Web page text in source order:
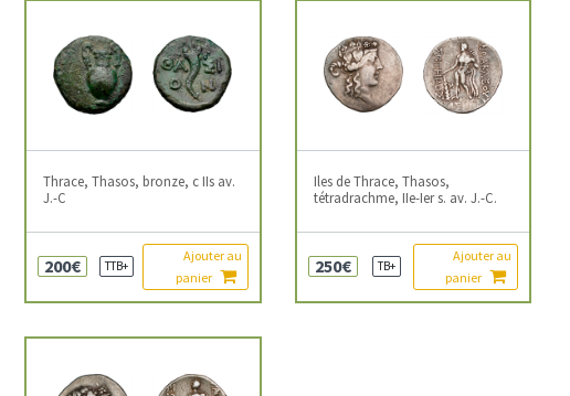
Thrace, Thasos, bronze, c IIs av.
J.-C
200€ TTB+
Ajouter au
panier
Iles de Thrace, Thasos,
tétradrachme, IIe-Ier s. av. J.-C.
250€ TB+
Ajouter au
panier